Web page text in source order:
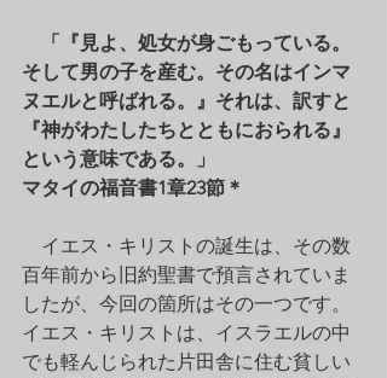
「『見よ、処女が身ごもっている。
そして男の子を産む。その名はインマ
ヌエルと呼ばれる。』それは、訳すと
『神がわたしたちとともにおられる』
という意味である。」
マタイの福音書1章23節＊
イエス・キリストの誕生は、その数
百年前から旧約聖書で預言されていま
したが、今回の箇所はその一つです。
イエス・キリストは、イスラエルの中
でも軽んじられた片田舎に住む貧しい